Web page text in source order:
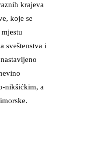
krajeva
koje se
sveštenstva i
nikšićkim, a